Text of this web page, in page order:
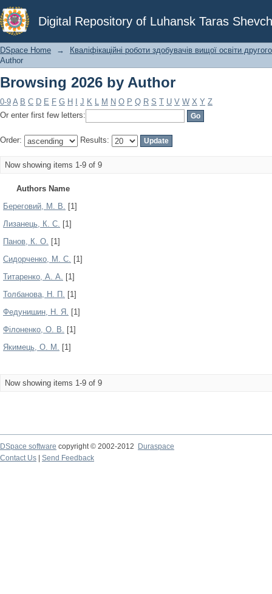
Digital Repository of Luhansk Taras
Browsing 2026 by Author
DSpace Home →
Кваліфікаційні роботи здобувачів вищої освіти
Author
Browsing 2026 by Author
0-9 A B C D E F G H J K L M N O P Q R S T U V W X Y Z
Or enter first few letters:
Order: Results:
Now showing items 1-9 of 9
Authors Name
Береговий, М. В. [1]
Лизанець, К. С. [1]
Панов, К. О. [1]
Сидорченко, М. С. [1]
Титаренко, А. А. [1]
Толбанова, Н. П. [1]
Федунишин, Н. Я. [1]
Філоненко, О. В. [1]
Якимець, О. М. [1]
Now showing items 1-9 of 9
DSpace software copyright © 2002-2012
Duraspace
Contact Us
Send Feedback